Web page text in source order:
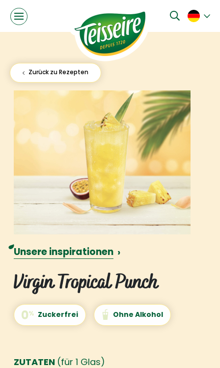
Zurück zu Rezepten
Unsere inspirationen ›
Virgin Tropical Punch
Zuckerfrei Ohne Alkohol
ZUTATEN (für 1 Glas)